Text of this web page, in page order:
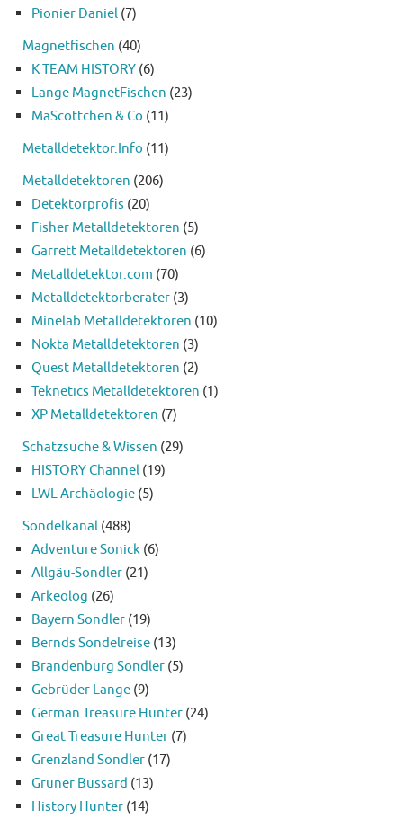
Pionier Daniel (7)
Magnetfischen (40)
K TEAM HISTORY (6)
Lange MagnetFischen (23)
MaScottchen & Co (11)
Metalldetektor.Info (11)
Metalldetektoren (206)
Detektorprofis (20)
Fisher Metalldetektoren (5)
Garrett Metalldetektoren (6)
Metalldetektor.com (70)
Metalldetektorberater (3)
Minelab Metalldetektoren (10)
Nokta Metalldetektoren (3)
Quest Metalldetektoren (2)
Teknetics Metalldetektoren (1)
XP Metalldetektoren (7)
Schatzsuche & Wissen (29)
HISTORY Channel (19)
LWL-Archäologie (5)
Sondelkanal (488)
Adventure Sonick (6)
Allgäu-Sondler (21)
Arkeolog (26)
Bayern Sondler (19)
Bernds Sondelreise (13)
Brandenburg Sondler (5)
Gebrüder Lange (9)
German Treasure Hunter (24)
Great Treasure Hunter (7)
Grenzland Sondler (17)
Grüner Bussard (13)
History Hunter (14)